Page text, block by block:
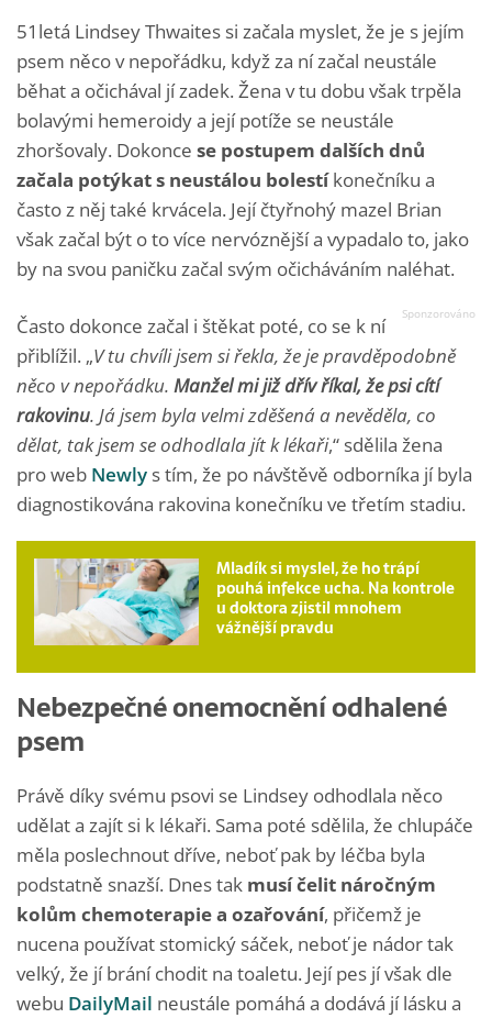
51letá Lindsey Thwaites si začala myslet, že je s jejím
psem něco v nepořádku, když za ní začal neustále
běhat a očichával jí zadek. Žena v tu dobu však trpěla
bolavými hemeroidy a její potíže se neustále
zhoršovaly. Dokonce se postupem dalších dnů
začala potýkat s neustálou bolestíkonečníku a
často z něj také krvácela. Její čtyřnohý mazel Brian
však začal být o to více nervóznější a vypadalo to, jako
by na svou paničku začal svým očicháváním naléhat.
Často dokonce začal i štěkat poté, co se k ní
přiblížil. „V tu chvíli jsem si řekla, že je pravděpodobně
něco v nepořádku. Manžel mi již dřív říkal, že psi cítí
rakovinu. Já jsem byla velmi zděšená a nevěděla, co
dělat, tak jsem se odhodlala jít k lékaři,“ sdělila žena
pro web Newly s tím, že po návštěvě odborníka jí byla
diagnostikována rakovina konečníku ve třetím stadiu.
Mladík si myslel, že ho trápí
pouhá infekce ucha. Na kontrole
u doktora zjistil mnohem
vážnější pravdu
Nebezpečné onemocnění odhalené
psem
Právě díky svému psovi se Lindsey odhodlala něco
udělat a zajít si k lékaři. Sama poté sdělila, že chlupáče
měla poslechnout dříve, neboť pak by léčba byla
podstatně snazší. Dnes tak musí čelit náročným
kolům chemoterapie a ozařování, přičemž je
nucena používat stomický sáček, neboť je nádor tak
velký, že jí brání chodit na toaletu. Její pes jí však dle
webu DailyMail neustále pomáhá a dodává jí lásku a